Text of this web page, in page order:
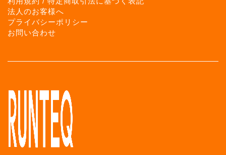
法人のお客様へ
プライバシーポリシー
お問い合わせ